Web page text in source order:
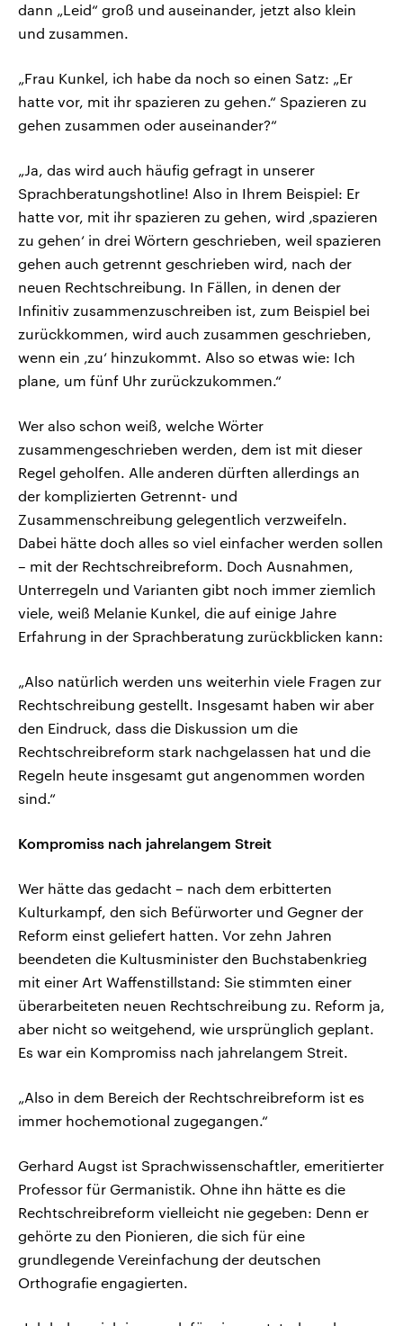
dann „Leid“ groß und auseinander, jetzt also klein
und zusammen.
„Frau Kunkel, ich habe da noch so einen Satz: „Er
hatte vor, mit ihr spazieren zu gehen.“ Spazieren zu
gehen zusammen oder auseinander?“
„Ja, das wird auch häufig gefragt in unserer
Sprachberatungshotline! Also in Ihrem Beispiel: Er
hatte vor, mit ihr spazieren zu gehen, wird ‚spazieren
zu gehen‘ in drei Wörtern geschrieben, weil spazieren
gehen auch getrennt geschrieben wird, nach der
neuen Rechtschreibung. In Fällen, in denen der
Infinitiv zusammenzuschreiben ist, zum Beispiel bei
zurückkommen, wird auch zusammen geschrieben,
wenn ein ‚zu‘ hinzukommt. Also so etwas wie: Ich
plane, um fünf Uhr zurückzukommen.“
Wer also schon weiß, welche Wörter
zusammengeschrieben werden, dem ist mit dieser
Regel geholfen. Alle anderen dürften allerdings an
der komplizierten Getrennt- und
Zusammenschreibung gelegentlich verzweifeln.
Dabei hätte doch alles so viel einfacher werden sollen
– mit der Rechtschreibreform. Doch Ausnahmen,
Unterregeln und Varianten gibt noch immer ziemlich
viele, weiß Melanie Kunkel, die auf einige Jahre
Erfahrung in der Sprachberatung zurückblicken kann:
„Also natürlich werden uns weiterhin viele Fragen zur
Rechtschreibung gestellt. Insgesamt haben wir aber
den Eindruck, dass die Diskussion um die
Rechtschreibreform stark nachgelassen hat und die
Regeln heute insgesamt gut angenommen worden
sind.“
Kompromiss nach jahrelangem Streit
Wer hätte das gedacht – nach dem erbitterten
Kulturkampf, den sich Befürworter und Gegner der
Reform einst geliefert hatten. Vor zehn Jahren
beendeten die Kultusminister den Buchstabenkrieg
mit einer Art Waffenstillstand: Sie stimmten einer
überarbeiteten neuen Rechtschreibung zu. Reform ja,
aber nicht so weitgehend, wie ursprünglich geplant.
Es war ein Kompromiss nach jahrelangem Streit.
„Also in dem Bereich der Rechtschreibreform ist es
immer hochemotional zugegangen.“
Gerhard Augst ist Sprachwissenschaftler, emeritierter
Professor für Germanistik. Ohne ihn hätte es die
Rechtschreibreform vielleicht nie gegeben: Denn er
gehörte zu den Pionieren, die sich für eine
grundlegende Vereinfachung der deutschen
Orthografie engagierten.